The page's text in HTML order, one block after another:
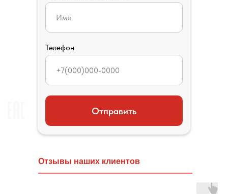
Телефон
Отправить
Отзывы наших клиентов